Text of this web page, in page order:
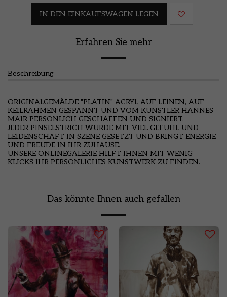
IN DEN EINKAUFSWAGEN LEGEN
Erfahren Sie mehr
Beschreibung
ORIGINALGEMÄLDE "PLATIN" ACRYL AUF LEINEN, AUF
KEILRAHMEN GESPANNT UND VOM KÜNSTLER HANNES
MAIR PERSÖNLICH GESCHAFFEN UND SIGNIERT.
JEDER PINSELSTRICH WURDE MIT VIEL GEFÜHL UND
LEIDENSCHAFT IN SZENE GESETZT UND BRINGT ENERGIE
UND FREUDE IN IHR ZUHAUSE.
UNSERE ONLINEGALERIE HILFT IHNEN MIT WENIG
KLICKS IHR PERSÖNLICHES KUNSTWERK ZU FINDEN.
Das könnte Ihnen auch gefallen